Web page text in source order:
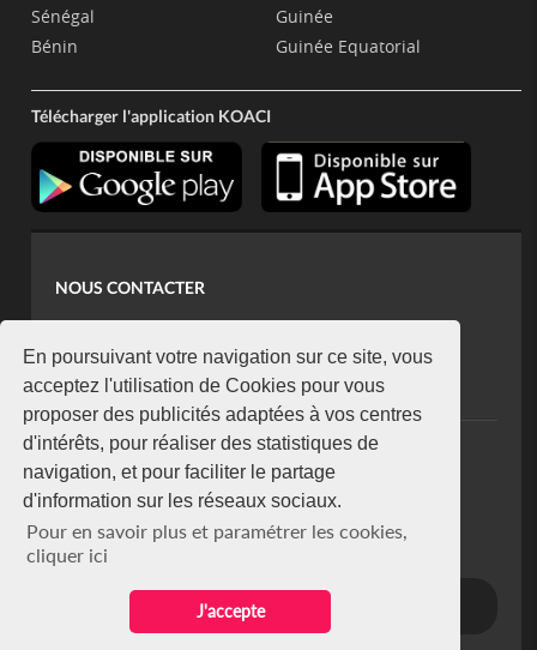
En poursuivant votre navigation sur ce site, vous
acceptez l'utilisation de Cookies pour vous
proposer des publicités adaptées à vos centres
d'intérêts, pour réaliser des statistiques de
navigation, et pour faciliter le partage
d'information sur les réseaux sociaux.
Pour en savoir plus et paramétrer les cookies,
cliquer ici
J'accepte
Sénégal
Bénin
Guinée
Guinée Equatorial
Télécharger l'application KOACI
NOUS CONTACTER
koaci@yahoo.fr
+225 07 08 85 52 93
NEWSLETTER
Restez connecté via notre newsletter
S'abonner
Se désabonner